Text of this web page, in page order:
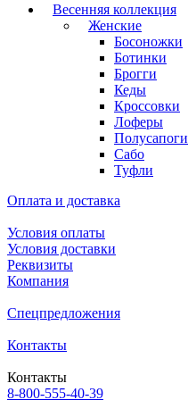
Весенняя коллекция
Женские
Босоножки
Ботинки
Брогги
Кеды
Кроссовки
Лоферы
Полусапоги
Сабо
Туфли
Оплата и доставка
Условия оплаты
Условия доставки
Реквизиты
Компания
Спецпредложения
Контакты
Контакты
8-800-555-40-39